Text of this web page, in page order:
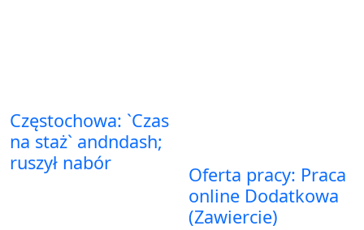
Częstochowa: `Czas
na staż` andndash;
ruszył nabór
Oferta pracy: Praca
online Dodatkowa
(Zawiercie)